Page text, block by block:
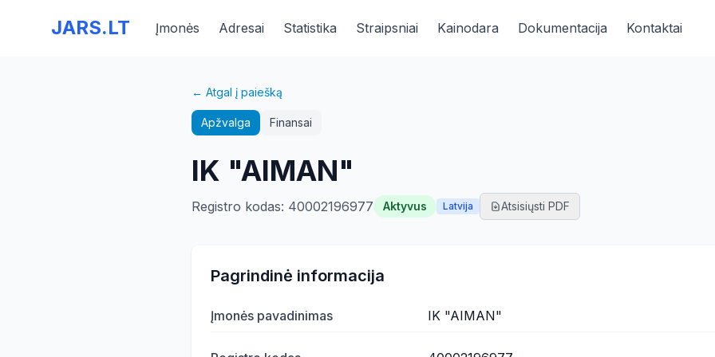
JARS.LT Įmonės Adresai Statistika Straipsniai Kainodara Dokumentacija Kontaktai
← Atgal į paiešką
Apžvalga Finansai
IK "AIMAN"
Registro kodas: 40002196977 Aktyvus Latvija Atsisiųsti PDF
Pagrindinė informacija
Įmonės pavadinimas IK "AIMAN"